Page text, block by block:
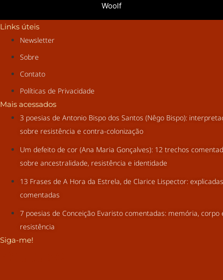
Woolf
Links úteis
Newsletter
Sobre
Contato
Políticas de Privacidade
Mais acessados
3 poesias de Antonio Bispo dos Santos (Nêgo Bispo):
sobre resistência e contra-colonização
Um defeito de cor (Ana Maria Gonçalves): 12 trechos
sobre ancestralidade, resistência e identidade
13 Frases de A Hora da Estrela, de Clarice Lispector:
comentadas
7 poesias de Conceição Evaristo comentadas: memória, corpo
resistência
Siga-me!